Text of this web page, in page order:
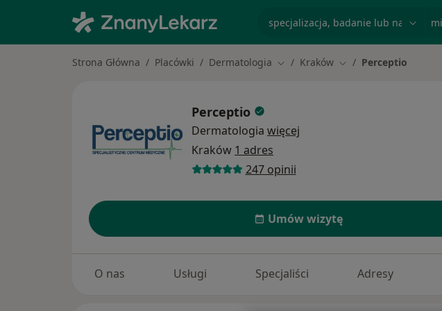
Strona Główna Placówki Dermatologia Zmień miasto
Kraków Zmień miasto
Perceptio
Perceptio
Dermatologia więcej
Kraków 1 adres
247 opinii
Umów wizytę
O nas Usługi Specjaliści Adresy